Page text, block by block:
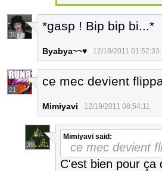
36
*gasp ! Bip bip bi...*
Byabya~~♥ 12/19/2011 01:52:33
21
ce mec devient
Mimiyavi 12/19/2011 08:54:11
39
Mimiyavi said:
ce mec devient
C'est bien pour ça